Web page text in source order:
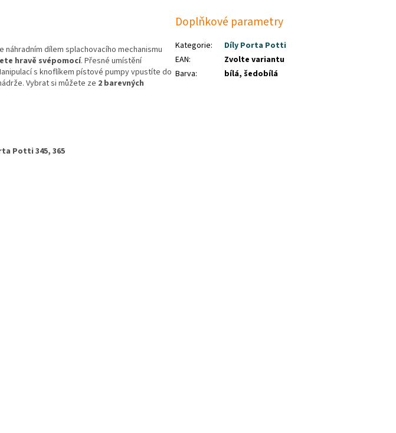
náhradním dílem splachovacího mechanismu
hravě svépomocí. Přesné umístění
s knoflíkem pístové pumpy vpustíte do
Vybrat si můžete ze 2 barevných
Potti 345, 365
Doplňkové parametry
Kategorie:
Díly Porta Potti
EAN:
Zvolte variantu
Barva: bílá, šedobílá